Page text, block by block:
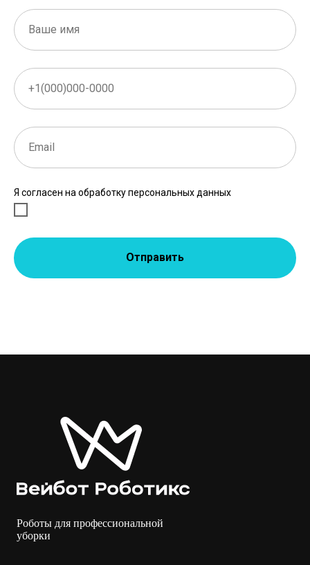
Я согласен на обработку персональных данных
Отправить
Роботы для профессиональной
уборки